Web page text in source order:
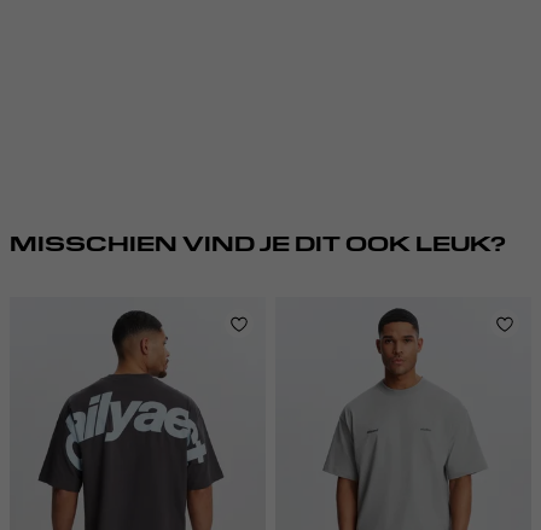
MISSCHIEN VIND JE DIT OOK LEUK?